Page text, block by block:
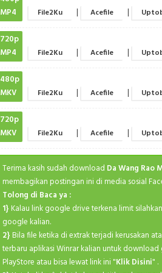
MP4
File2Ku | Acefile |
720p
MP4
File2Ku | Acefile |
480p
MKV
File2Ku | Acefile |
720p
MKV
File2Ku | Acefile |
Terima kasih sudah download Da Wang Rao
membagikan postingan ini di media sosial
Tolong di Baca ya :
1} Kalau link google drive terkena limit
google kalian.
2} Bila file ketika di extrak terjadi kerusakan
terbaru aplikasi Winrar kalian untuk download
PlayStore atau bisa lewat link ini "Klik Disini" .